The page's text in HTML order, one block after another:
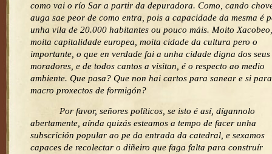
como vai o río Sar a partir da depuradora. Como, cando
auga sae peor de como entra, pois a capacidade da mesma é
unha vila de 20.000 habitantes ou pouco máis. Moito Xacobeo,
moita capitalidade europea, moita cidade da cultura pero o
importante, o que en verdade fai a unha cidade digna dos seus
moradores, e de todos cantos a visitan, é o respecto ao medio
ambiente. Que pasa? Que non hai cartos para sanear e si para
macro proxectos de formigón?
Por favor, señores políticos, se isto é así, dígannolo
abertamente, aínda quizás esteamos a tempo de facer unha
subscrición popular ao pe da entrada da catedral, e sexamos
capaces de recolectar o diñeiro que faga falta para construír